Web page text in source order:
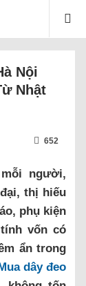
Nội
Nhật
652
người,
thị hiếu
phụ kiện
vốn có
ẩn trong
dây đeo